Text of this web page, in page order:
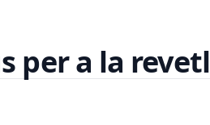
per a la